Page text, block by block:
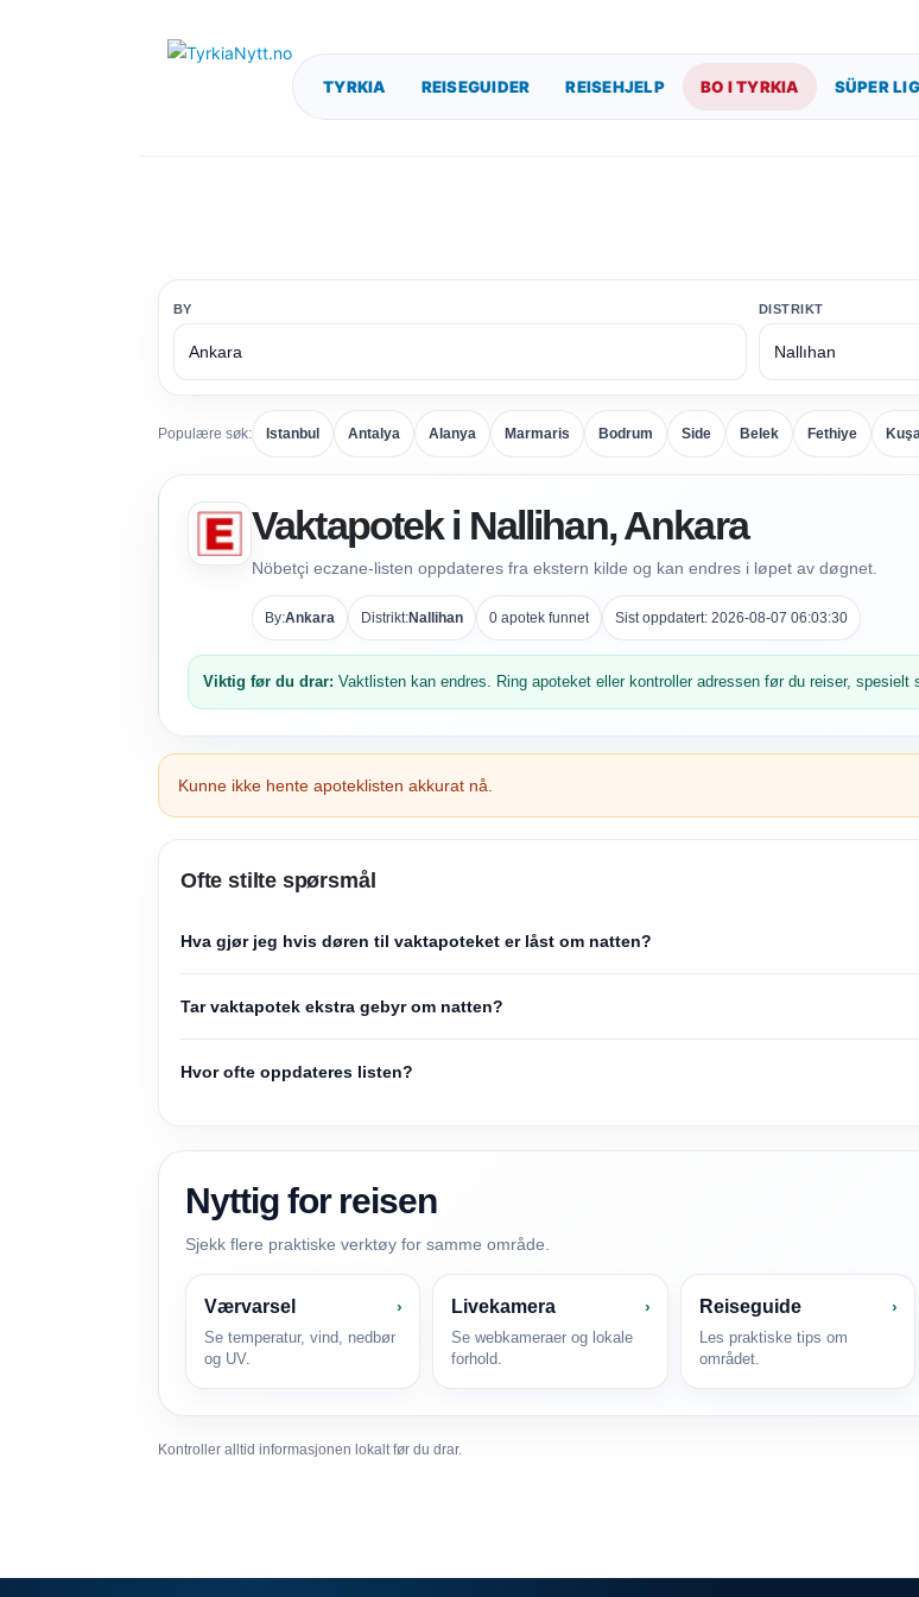
TYRKIA REISEGUIDER REISEHJELP BO I TYRKIA SÜPER LIG
BY DISTRIKT
Populære søk: Istanbul Antalya Alanya Marmaris Bodrum Side Belek Fethiye
Vaktapotek i Nallihan, Ankara
Nöbetçi eczane-listen oppdateres fra ekstern kilde og kan endres i løpet av døgnet.
By:Ankara Distrikt:Nallihan 0 apotek funnet Sist oppdatert: 2026-08-07 06:03:30
Viktig før du drar: Vaktlisten kan endres. Ring apoteket eller kontroller adressen før du reiser, spesielt
Kunne ikke hente apoteklisten akkurat nå.
Ofte stilte spørsmål
Hva gjør jeg hvis døren til vaktapoteket er låst om natten?
Tar vaktapotek ekstra gebyr om natten?
Hvor ofte oppdateres listen?
Nyttig for reisen
Sjekk flere praktiske verktøy for samme område.
Værvarsel
Se temperatur, vind, nedbør
og UV.
› Livekamera
Se webkameraer og lokale
forhold.
› Reiseguide
Les praktiske tips om
området.
›
Kontroller alltid informasjonen lokalt før du drar.